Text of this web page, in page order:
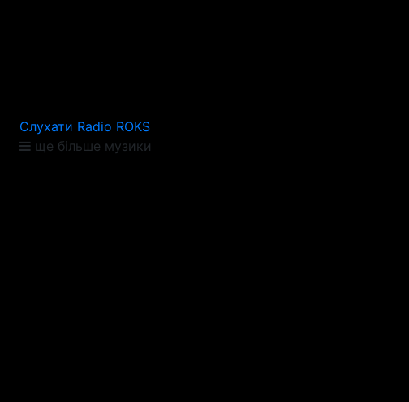
Слухати Radio ROKS
ще більше музики